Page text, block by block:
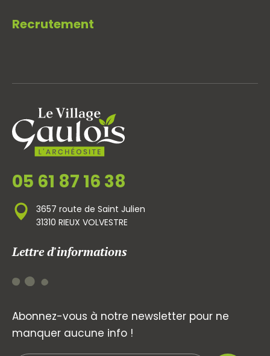
Recrutement
05 61 87 16 38
3657 route de Saint Julien
31310 RIEUX VOLVESTRE
Lettre d'informations
Abonnez-vous à notre newsletter pour ne
manquer aucune info !